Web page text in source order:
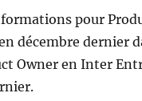
pour
décembre dernier
Owner en Inter